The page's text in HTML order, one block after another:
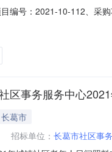
编号：2021-10-112、采
台（河南省·许昌市）》第
区事务服务中心
葛市
招标单位： 长葛市社区事